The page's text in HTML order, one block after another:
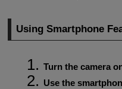
Using Smartphone
Turn the camera
Use the